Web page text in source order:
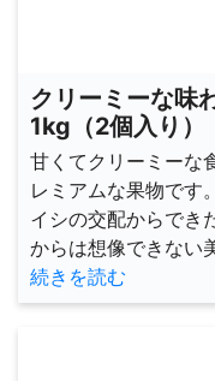
クリーミーな
1kg（2個入り）
甘くてクリーミーな
レミアムな果物です
イシの交配からでき
からは想像できない
続きを読む